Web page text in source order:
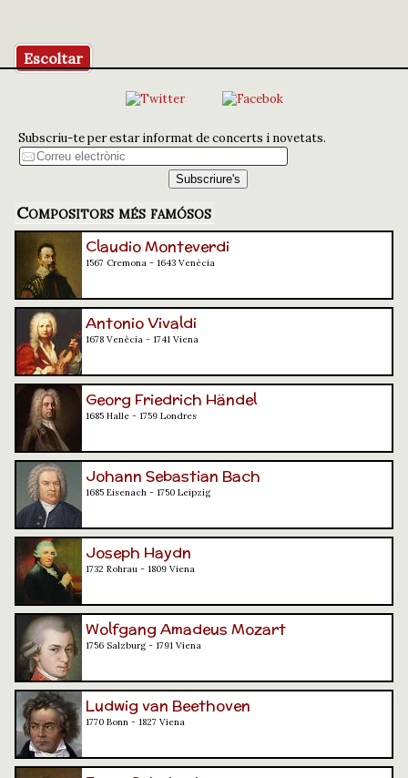
Escoltar
Subscriu-te per estar informat de concerts i novetats.
Compositors més famósos
Claudio Monteverdi
1567 Cremona - 1643 Venècia
Antonio Vivaldi
1678 Venècia - 1741 Viena
Georg Friedrich Händel
1685 Halle - 1759 Londres
Johann Sebastian Bach
1685 Eisenach - 1750 Leipzig
Joseph Haydn
1732 Rohrau - 1809 Viena
Wolfgang Amadeus Mozart
1756 Salzburg - 1791 Viena
Ludwig van Beethoven
1770 Bonn - 1827 Viena